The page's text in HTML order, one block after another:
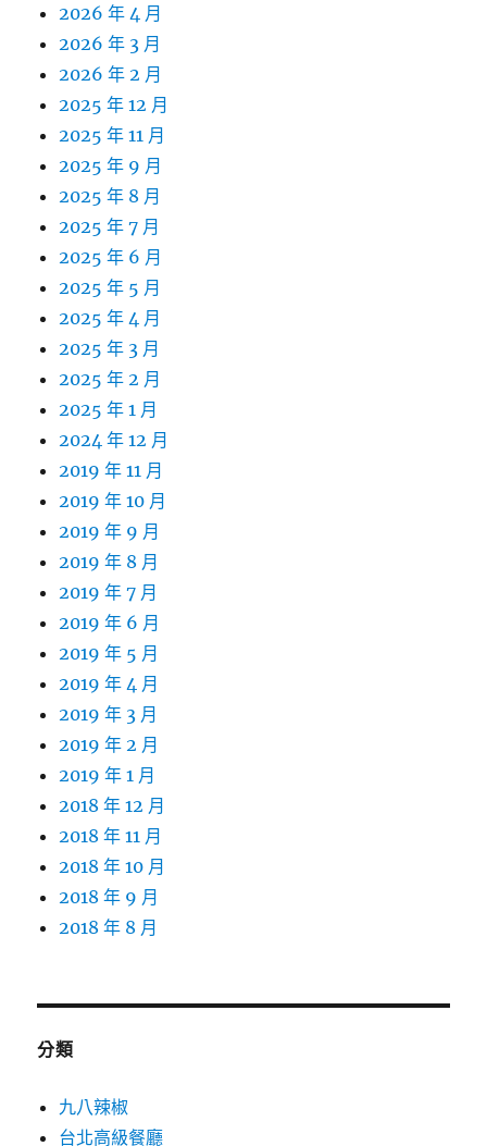
2026 年 4 月
2026 年 3 月
2026 年 2 月
2025 年 12 月
2025 年 11 月
2025 年 9 月
2025 年 8 月
2025 年 7 月
2025 年 6 月
2025 年 5 月
2025 年 4 月
2025 年 3 月
2025 年 2 月
2025 年 1 月
2024 年 12 月
2019 年 11 月
2019 年 10 月
2019 年 9 月
2019 年 8 月
2019 年 7 月
2019 年 6 月
2019 年 5 月
2019 年 4 月
2019 年 3 月
2019 年 2 月
2019 年 1 月
2018 年 12 月
2018 年 11 月
2018 年 10 月
2018 年 9 月
2018 年 8 月
分類
九八辣椒
台北高級餐廳